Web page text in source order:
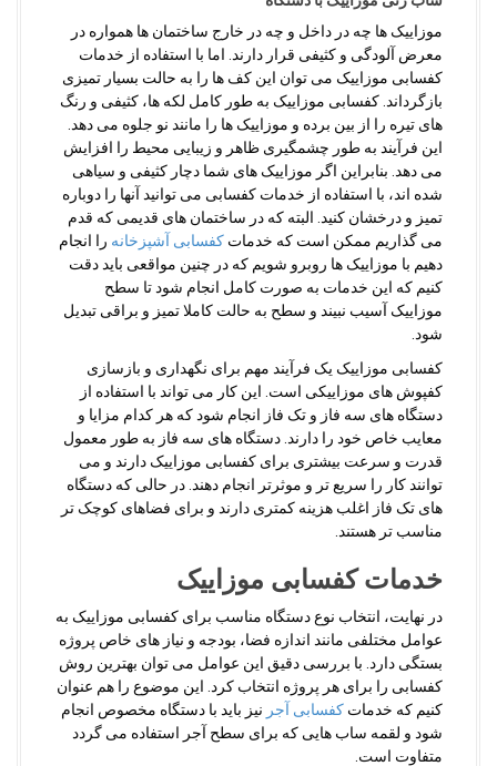
موزاییک ها چه در داخل و چه در خارج ساختمان ها همواره در
معرض آلودگی و کثیفی قرار دارند. اما با استفاده از خدمات
کفسابی موزاییک می توان این کف ها را به حالت بسیار تمیزی
بازگرداند. کفسابی موزاییک به طور کامل لکه ها، کثیفی و رنگ
های تیره را از بین برده و موزاییک ها را مانند نو جلوه می دهد.
این فرآیند به طور چشمگیری ظاهر و زیبایی محیط را افزایش
می دهد. بنابراین اگر موزاییک های شما دچار کثیفی و سیاهی
شده اند، با استفاده از خدمات کفسابی می توانید آنها را دوباره
تمیز و درخشان کنید. البته که در ساختمان های قدیمی که قدم
می گذاریم ممکن است که خدمات کفسابی آشپزخانه را انجام
دهیم با موزاییک ها روبرو شویم که در چنین مواقعی باید دقت
کنیم که این خدمات به صورت کامل انجام شود تا سطح
موزاییک آسیب نبیند و سطح به حالت کاملا تمیز و براقی تبدیل
شود.
کفسابی موزاییک یک فرآیند مهم برای نگهداری و بازسازی
کفپوش های موزاییکی است. این کار می تواند با استفاده از
دستگاه های سه فاز و تک فاز انجام شود که هر کدام مزایا و
معایب خاص خود را دارند. دستگاه های سه فاز به طور معمول
قدرت و سرعت بیشتری برای کفسابی موزاییک دارند و می
توانند کار را سریع تر و موثرتر انجام دهند. در حالی که دستگاه
های تک فاز اغلب هزینه کمتری دارند و برای فضاهای کوچک تر
مناسب تر هستند.
خدمات کفسابی موزاییک
در نهایت، انتخاب نوع دستگاه مناسب برای کفسابی موزاییک به
عوامل مختلفی مانند اندازه فضا، بودجه و نیاز های خاص پروژه
بستگی دارد. با بررسی دقیق این عوامل می توان بهترین روش
کفسابی را برای هر پروژه انتخاب کرد. این موضوع را هم عنوان
کنیم که خدمات کفسابی آجر نیز باید با دستگاه مخصوص انجام
شود و لقمه ساب هایی که برای سطح آجر استفاده می گردد
متفاوت است.